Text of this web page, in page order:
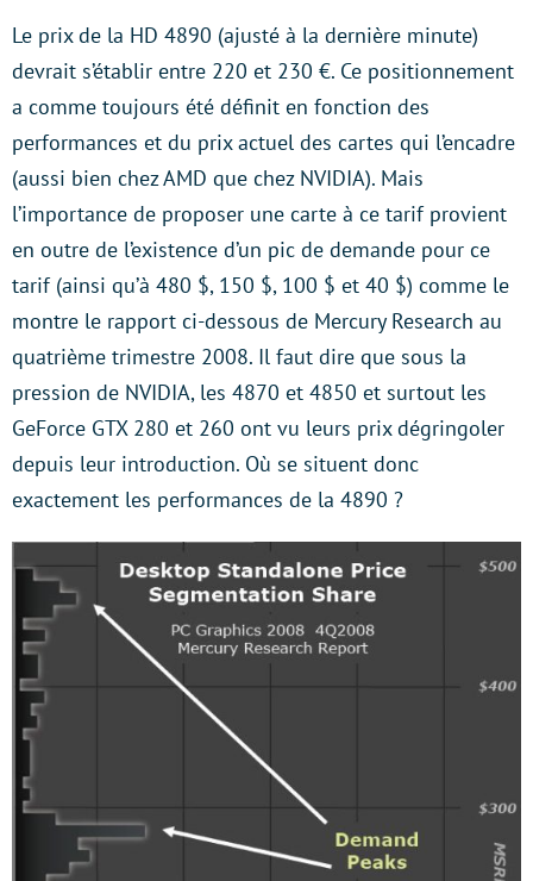
Le prix de la HD 4890 (ajusté à la dernière minute)
devrait s’établir entre 220 et 230 €. Ce positionnement
a comme toujours été définit en fonction des
performances et du prix actuel des cartes qui l’encadre
(aussi bien chez AMD que chez NVIDIA). Mais
l’importance de proposer une carte à ce tarif provient
en outre de l’existence d’un pic de demande pour ce
tarif (ainsi qu’à 480 $, 150 $, 100 $ et 40 $) comme le
montre le rapport ci-dessous de Mercury Research au
quatrième trimestre 2008. Il faut dire que sous la
pression de NVIDIA, les 4870 et 4850 et surtout les
GeForce GTX 280 et 260 ont vu leurs prix dégringoler
depuis leur introduction. Où se situent donc
exactement les performances de la 4890 ?